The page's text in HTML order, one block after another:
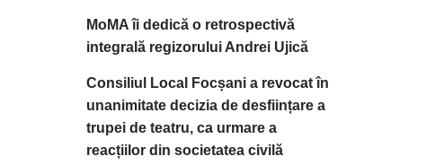
MoMA îi dedică o retrospectivă
integrală regizorului Andrei Ujică
Consiliul Local Focșani a revocat în
unanimitate decizia de desființare a
trupei de teatru, ca urmare a
reacțiilor din societatea civilă